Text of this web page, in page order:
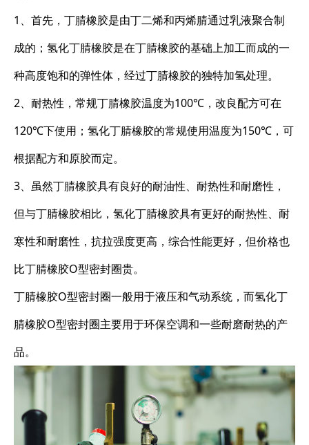
1、首先，丁腈橡胶是由丁二烯和丙烯腈通过乳液聚合制
成的；氢化丁腈橡胶是在丁腈橡胶的基础上加工而成的一
种高度饱和的弹性体，经过丁腈橡胶的独特加氢处理。
2、耐热性，常规丁腈橡胶温度为100℃，改良配方可在
120℃下使用；氢化丁腈橡胶的常规使用温度为150℃，可
根据配方和原胶而定。
3、虽然丁腈橡胶具有良好的耐油性、耐热性和耐磨性，
但与丁腈橡胶相比，氢化丁腈橡胶具有更好的耐热性、耐
寒性和耐磨性，抗拉强度更高，综合性能更好，但价格也
比丁腈橡胶O型密封圈贵。
丁腈橡胶O型密封圈一般用于液压和气动系统，而氢化丁
腈橡胶O型密封圈主要用于环保空调和一些耐磨耐热的产
品。